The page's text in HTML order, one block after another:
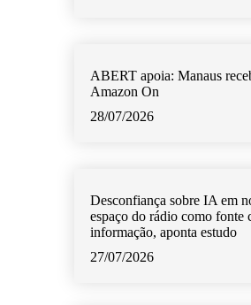
ABERT apoia: Manaus
Amazon On
28/07/2026
Desconfiança sobre IA em
espaço do rádio como fonte
informação, aponta estudo
27/07/2026